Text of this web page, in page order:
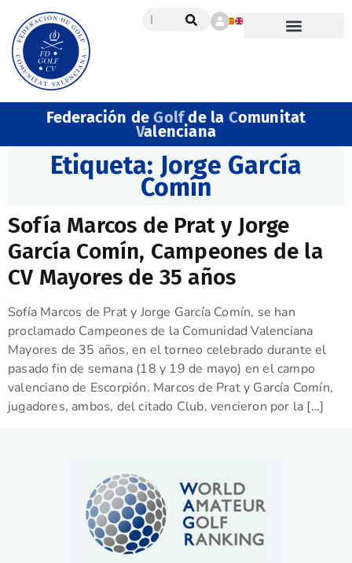
Federación deGolfde la Comunitat
Valenciana
Etiqueta: Jorge García
Comín
Sofía Marcos de Prat y Jorge
García Comín, Campeones de la
CV Mayores de 35 años
Sofía Marcos de Prat y Jorge García Comín, se han
proclamado Campeones de la Comunidad Valenciana
Mayores de 35 años, en el torneo celebrado durante el
pasado fin de semana (18 y 19 de mayo) en el campo
valenciano de Escorpión. Marcos de Prat y García Comín,
jugadores, ambos, del citado Club, vencieron por la […]